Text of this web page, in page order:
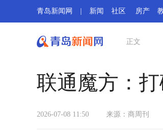
青岛新闻网 新闻 社区 房产
正文
联通魔方：
2026-07-08 11:50 来源：商周刊